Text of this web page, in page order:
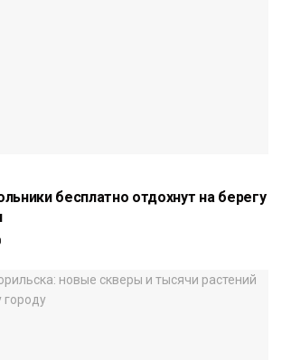
бесплатно отдохнут на берегу